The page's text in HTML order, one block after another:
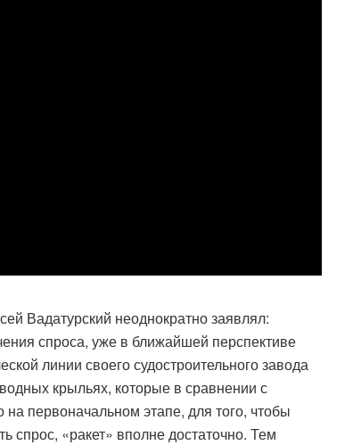
Вадатурский неоднократно заявлял:
спроса, уже в ближайшей перспективе
линии своего судостроительного завода
крыльях, которые в сравнении с
первоначальном этапе, для того, чтобы
спрос, «ракет» вполне достаточно. Тем